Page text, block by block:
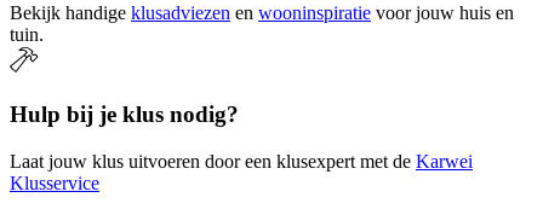
Bekijk handige klusadviezen en wooninspiratie voor jouw huis en
tuin.
Hulp bij je klus nodig?
Laat jouw klus uitvoeren door een klusexpert met de Karwei
Klusservice